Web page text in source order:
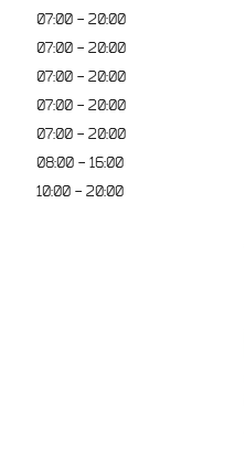
07:00
20:00
07:00
20:00
07:00
20:00
07:00
20:00
07:00
20:00
08:00
16:00
10:00 20:00